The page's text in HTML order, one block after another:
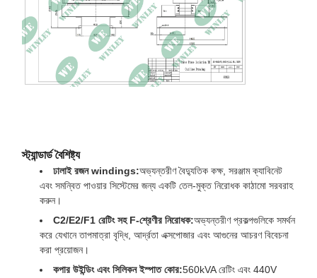
মাত্রা 1200 × 1250 × 1320 মিমি
ওজন 1766 কেজি
স্ট্যান্ডার্ড বৈশিষ্ট্য
ঢালাই রজন windings:অভ্যন্তরীণ বৈদ্যুতিক কক্ষ, সরঞ্জাম ক্যাবিনেট
এবং সমন্বিত পাওয়ার সিস্টেমের জন্য একটি তেল-মুক্ত নিরোধক কাঠামো সরবরাহ
করুন।
C2/E2/F1 রেটিং সহ F-শ্রেণীর নিরোধক:অভ্যন্তরীণ প্রকল্পগুলিকে সমর্থন
করে যেখানে তাপমাত্রা বৃদ্ধি, আর্দ্রতা এক্সপোজার এবং আগুনের আচরণ বিবেচনা
করা প্রয়োজন।
কপার উইন্ডিং এবং সিলিকন ইস্পাত কোর:560kVA রেটিং এবং 440V